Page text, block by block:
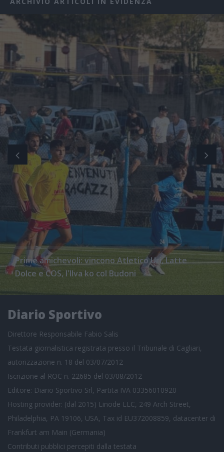
Prime amichevoli: vincono Atletico Uri, Latte
Dolce e COS, l'Ilva ko col Budoni
Diario Sportivo
Direttore Responsabile Fabio Salis
Testata giornalistica registrata presso il Tribunale di Cagliari,
autorizzazione n. 18 del 03/07/2012
Iscrizione al ROC n. 22685 del 03/08/2012
Editore: Diario Sportivo Srl, Partita IVA 03356010920
Hosting provider: (dal 2015) Linode LLC, 249 Arch Street,
Philadelphia, PA 19106, USA, Tax id EU372008859, datacenter di
Frankfurt am Main (Germania)
Contributi pubblici percepiti dalla testata